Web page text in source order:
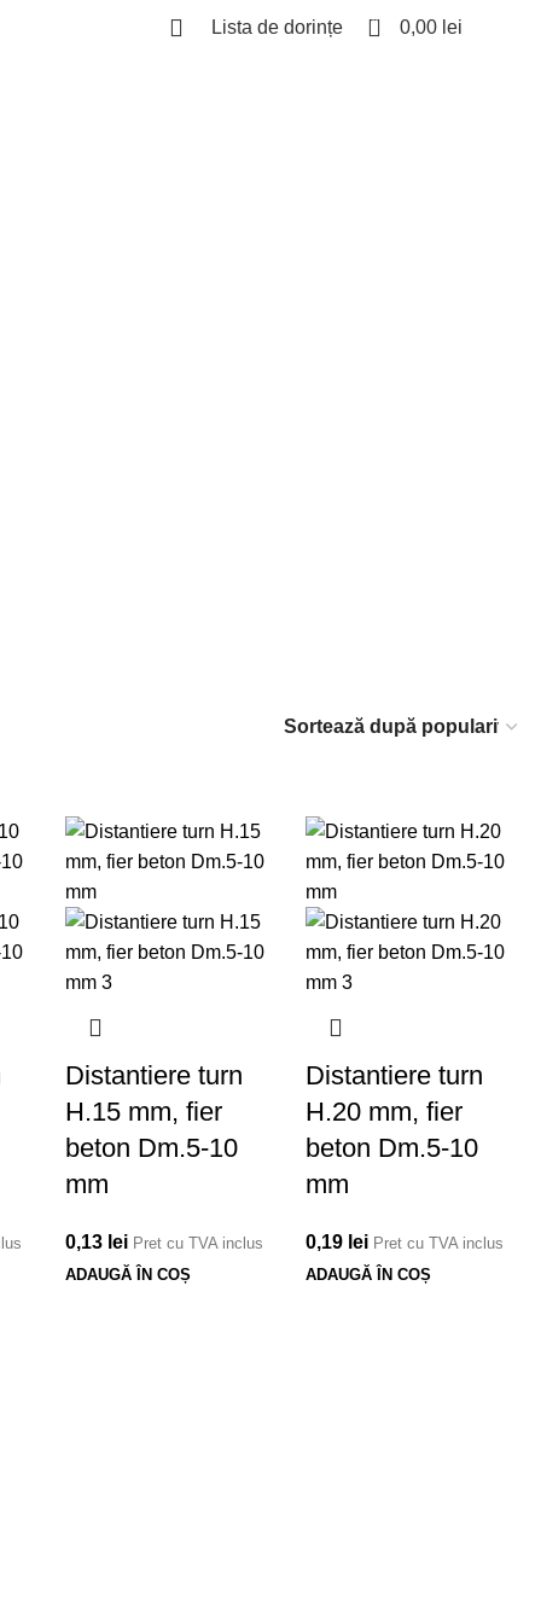
Lista de dorințe 0 0,00 lei
Distantiere turn
H.15 mm, fier
beton Dm.5-10
mm
0,13 lei Pret cu TVA inclus
ADAUGĂ ÎN COȘ
Distantiere turn
H.20 mm, fier
beton Dm.5-10
mm
0,19 lei Pret cu TVA inclus
ADAUGĂ ÎN COȘ